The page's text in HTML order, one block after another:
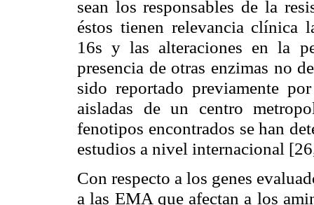
sean los responsables de la
éstos tienen relevancia clínica
16s y las alteraciones en la
presencia de otras enzimas no
sido reportado previamente
aisladas de un centro
fenotipos encontrados se han
estudios a nivel internacional
Con respecto a los genes
a las EMA que afectan a los